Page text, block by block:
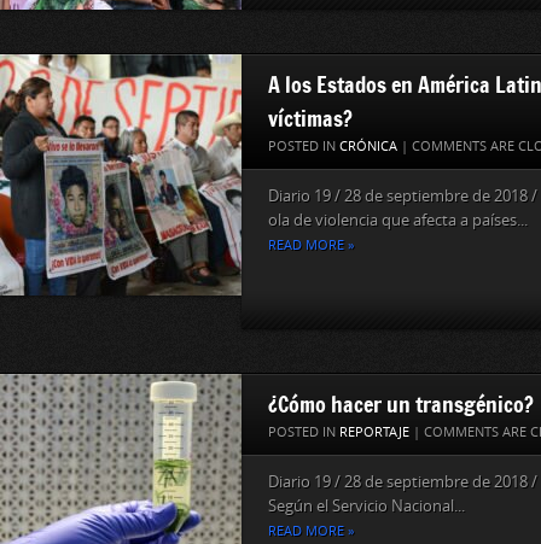
A los Estados en América
víctimas?
POSTED IN CRÓNICA | COMMENTS ARE
Diario 19 / 28 de septiembre de 2018
ola de violencia que afecta a países...
READ MORE »
¿Cómo hacer un transgénico?
POSTED IN REPORTAJE | COMMENTS ARE
Diario 19 / 28 de septiembre de
Según el Servicio Nacional...
READ MORE »